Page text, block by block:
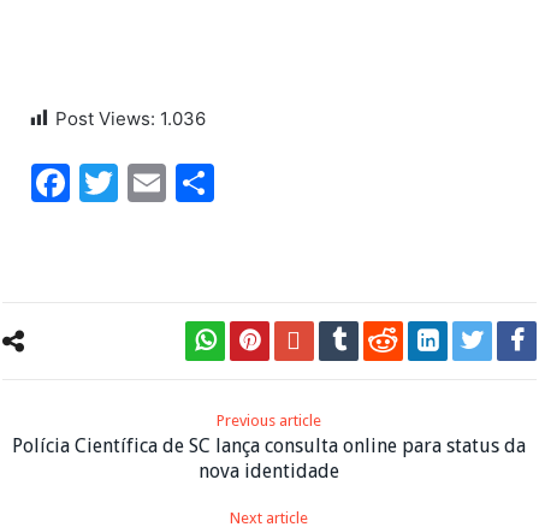
Post Views: 1.036
Facebook
Twitter
Email
Previous article
Polícia Científica de SC lança consulta online para status da
nova identidade
Next article